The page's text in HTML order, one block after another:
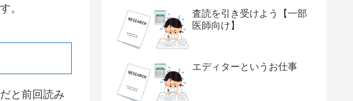
。
と前回読み
査読を引き受けよう【一部
医師向け】
エディターというお仕事